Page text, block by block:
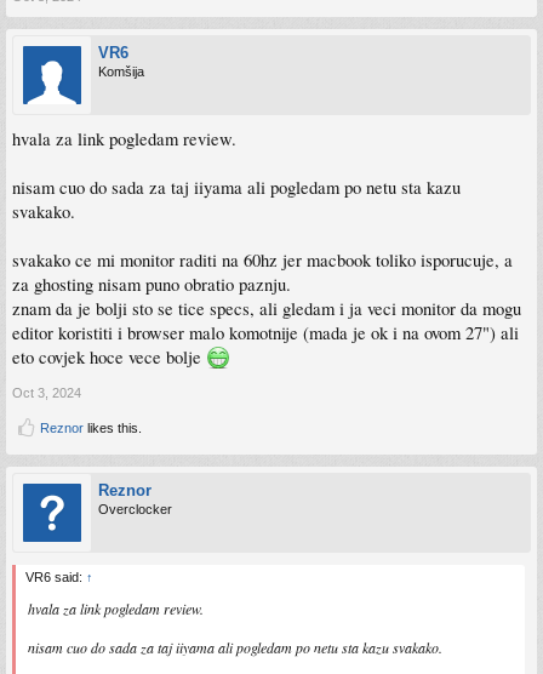
VR6
Komšija
hvala za link pogledam review.
nisam cuo do sada za taj iiyama ali pogledam po netu sta kazu
svakako.
svakako ce mi monitor raditi na 60hz jer macbook toliko isporucuje, a
za ghosting nisam puno obratio paznju.
znam da je bolji sto se tice specs, ali gledam i ja veci monitor da mogu
editor koristiti i browser malo komotnije (mada je ok i na ovom 27") ali
eto covjek hoce vece bolje
Oct 3, 2024
Reznor likes this.
Reznor
Overclocker
VR6 said: ↑
hvala za link pogledam review.
nisam cuo do sada za taj iiyama ali pogledam po netu sta kazu svakako.